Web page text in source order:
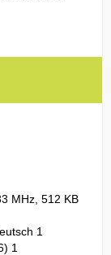
MHz, 512 KB
1
1